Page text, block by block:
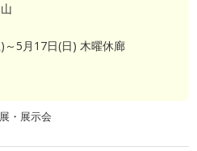
～5月17日(日) 木曜休廊
・展示会